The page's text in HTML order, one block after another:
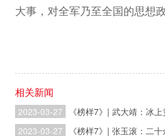
大事，对全军乃至全国的思想
相关新闻
2023-03-27
2023-03-27